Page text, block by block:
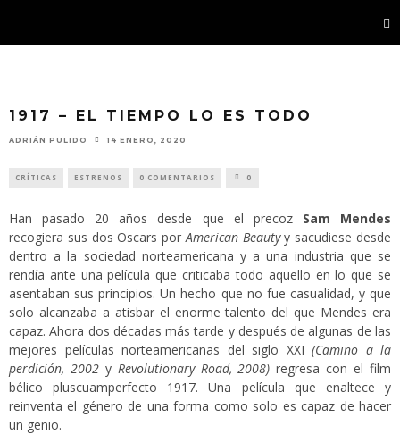
1917 – EL TIEMPO LO ES TODO
ADRIÁN PULIDO 14 ENERO, 2020
CRÍTICAS ESTRENOS 0 COMENTARIOS 0
Han pasado 20 años desde que el precoz Sam Mendes
recogiera sus dos Oscars porAmerican Beautyy sacudiese desde
dentro a la sociedad norteamericana y a una industria que se
rendía ante una película que criticaba todo aquello en lo que se
asentaban sus principios. Un hecho que no fue casualidad, y que
solo alcanzaba a atisbar el enorme talento del que Mendes era
capaz. Ahora dos décadas más tarde y después de algunas de las
mejores películas norteamericanas del siglo XXI (Camino a la
perdición, 2002yRevolutionary Road, 2008) regresa con el film
bélico pluscuamperfecto 1917. Una película que enaltece y
reinventa el género de una forma como solo es capaz de hacer
un genio.